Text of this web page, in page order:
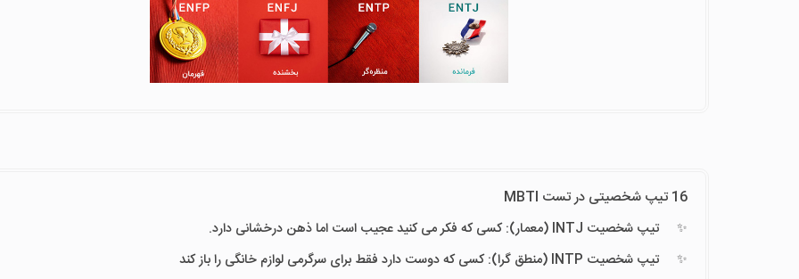
16 تیپ شخصیتی در تست MBTI
تیپ شخصیت INTJ (معمار): کسی که فکر می کنید عجیب است اما ذهن درخشانی دارد.
تیپ شخصیت INTP (منطق گرا): کسی که دوست دارد فقط برای سرگرمی لوازم خانگی را باز کند